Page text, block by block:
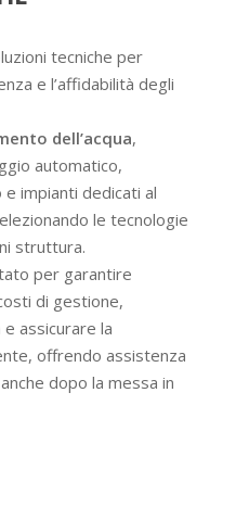
tecniche per
e l’affidabilità degli
dell’acqua,
automatico,
impianti dedicati al
le tecnologie
struttura.
per garantire
di gestione,
e assicurare la
offrendo assistenza
dopo la messa in